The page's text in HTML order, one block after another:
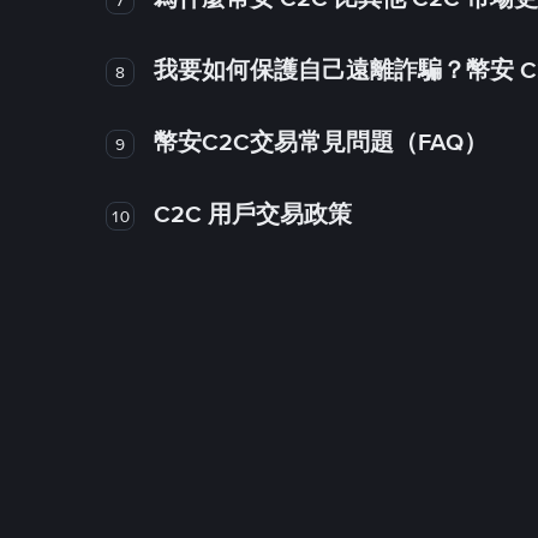
8 我要如何保護自己遠離詐騙？幣安
9 幣安C2C交易常見問題（FAQ）
10 C2C 用戶交易政策